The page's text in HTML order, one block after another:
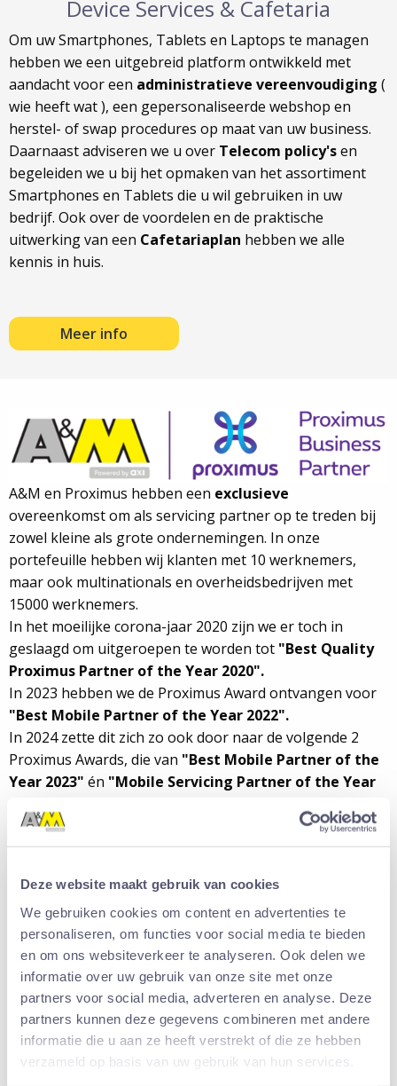
Deze website maakt gebruik van cookies
We gebruiken cookies om content en advertenties te
personaliseren, om functies voor social media te bieden
en om ons websiteverkeer te analyseren. Ook delen we
informatie over uw gebruik van onze site met onze
partners voor social media, adverteren en analyse. Deze
partners kunnen deze gegevens combineren met andere
informatie die u aan ze heeft verstrekt of die ze hebben
verzameld op basis van uw gebruik van hun services.
Device Services & Cafetaria
Om uw Smartphones, Tablets en Laptops te managen
hebben we een uitgebreid platform ontwikkeld met
aandacht voor een administratieve vereenvoudiging (
wie heeft wat ), een gepersonaliseerde webshop en
herstel- of swap procedures op maat van uw business.
Daarnaast adviseren we u over Telecom policy'sen
begeleiden we u bij het opmaken van het assortiment
Smartphones en Tablets die u wil gebruiken in uw
bedrijf. Ook over de voordelen en de praktische
uitwerking van een Cafetariaplan hebben we alle
kennis in huis.
Meer info
A&M en Proximus hebben een exclusieve
overeenkomst om als servicing partner op te treden bij
zowel kleine als grote ondernemingen. In onze
portefeuille hebben wij klanten met 10 werknemers,
maar ook multinationals en overheidsbedrijven met
15000 werknemers.
In het moeilijke corona-jaar 2020 zijn we er toch in
geslaagd om uitgeroepen te worden tot "Best Quality
Proximus Partner of the Year 2020".
In 2023 hebben we de Proximus Award ontvangen voor
"Best Mobile Partner of the Year 2022".
In 2024 zette dit zich zo ook door naar de volgende 2
Proximus Awards, die van "Best Mobile Partner of the
Year 2023" én "Mobile Servicing Partner of the Year
In 2025 zijn wij tenslotte uitgeroepen tot "
Best Mobile
Partner of the Year 2024".
uitgeroepen tot "Best Mobile Partner of the Year
2025".
Met Proximus, Samsung, Appleén deA&M diensten
hebben we de perfecte match tussen soft- en hardware
oplossingen.
Meer info